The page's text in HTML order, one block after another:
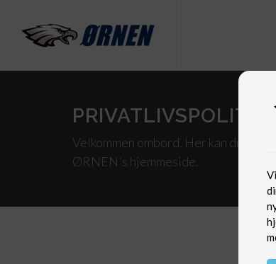
PRIVATLIVSPOLITIK
Velkommen ombord. Her kan du
ØRNEN´s hjemmeside.